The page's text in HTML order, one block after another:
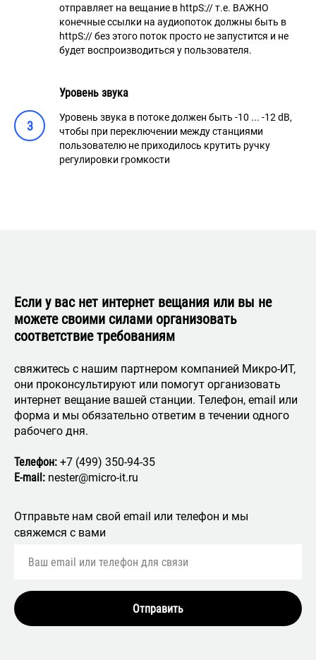
отправляет на вещание в httpS:// т.е. ВАЖНО
конечные ссылки на аудиопоток должны быть в
httpS:// без этого поток просто не запустится и не
будет воспроизводиться у пользователя.
3
Уровень звука
Уровень звука в потоке должен быть -10 ... -12 dB,
чтобы при переключении между станциями
пользователю не приходилось крутить ручку
регулировки громкости
Если у вас нет интернет вещания или вы не
можете своими силами организовать
соответствие требованиям
свяжитесь с нашим партнером компанией Микро-ИТ,
они проконсультируют или помогут организовать
интернет вещание вашей станции. Телефон, email или
форма и мы обязательно ответим в течении одного
рабочего дня.
Телефон: +7 (499) 350-94-35
E-mail: nester@micro-it.ru
Отправьте нам свой email или телефон и мы
свяжемся с вами
Отправить